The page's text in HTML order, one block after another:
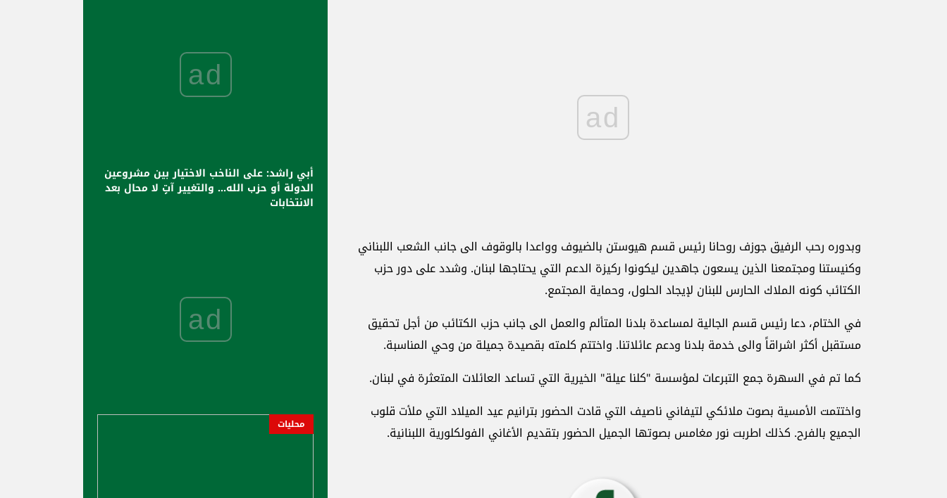
ad
وبدوره رحب الرفيق جوزف روحانا رئيس قسم هيوستن بالضيوف وواعدا بالوقوف الى جانب الشعب اللبناني
وكنيستنا ومجتمعنا الذين يسعون جاهدين ليكونوا ركيزة الدعم التي يحتاجها لبنان. وشدد على دور حزب
الكتائب كونه الملاك الحارس للبنان لإيجاد الحلول، وحماية المجتمع.
في الختام، دعا رئيس قسم الجالية لمساعدة بلدنا المتألم والعمل الى جانب حزب الكتائب من أجل تحقيق
مستقبل أكثر اشراقاً والى خدمة بلدنا ودعم عائلاتنا. واختتم كلمته بقصيدة جميلة من وحي المناسبة.
كما تم في السهرة جمع التبرعات لمؤسسة "كلنا عيلة" الخيرية التي تساعد العائلات المتعثرة في لبنان.
واختتمت الأمسية بصوت ملائكي لتيفاني ناصيف التي قادت الحضور بترانيم عيد الميلاد التي ملأت قلوب
الجميع بالفرح. كذلك اطربت نور مغامس بصوتها الجميل الحضور بتقديم الأغاني الفولكلورية اللبنانية.
ad
أبي راشد: على الناخب الاختيار بين مشروعين
الدولة أو حزب الله... والتغيير آتٍ لا محال بعد
الانتخابات
ad
محليات